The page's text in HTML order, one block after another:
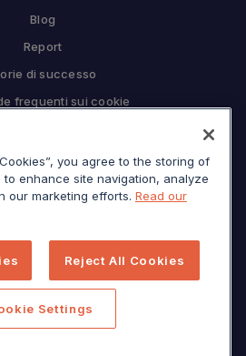
Blog
Report
di successo
frequenti sui cookie
Perché Sojern
Premere
per la privacy
you agree to the storing of
enhance site navigation, analyze
our marketing efforts. Read our
Reject All Cookies
Settings